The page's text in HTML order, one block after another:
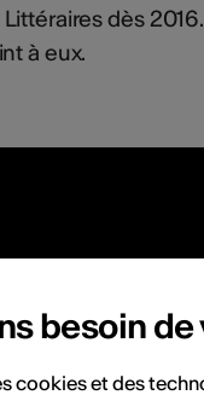
dès
à eux.
besoin
cookies et des